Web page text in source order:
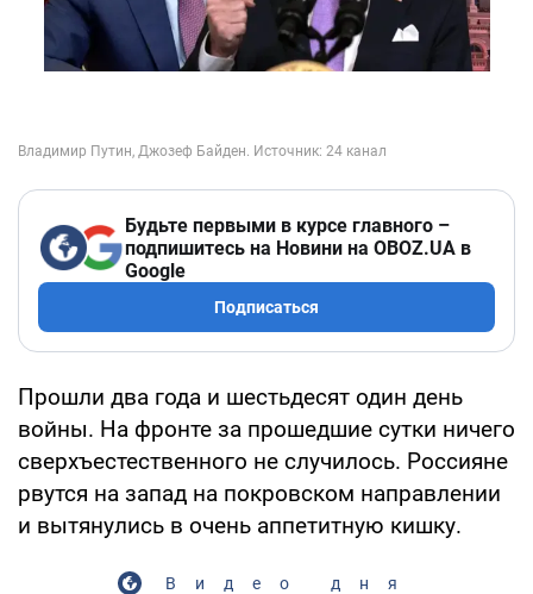
Будьте первыми в курсе главного –
подпишитесь на Новини на OBOZ.UA в
Google
Подписаться
Прошли два года и шестьдесят один день
войны. На фронте за прошедшие сутки ничего
сверхъестественного не случилось. Россияне
рвутся на запад на покровском направлении
и вытянулись в очень аппетитную кишку.
Видео дня